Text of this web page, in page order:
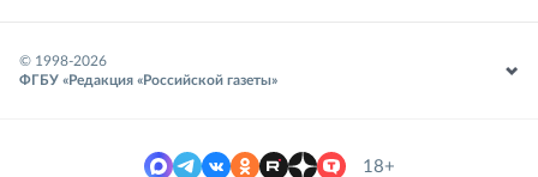
© 1998-2026
ФГБУ «Редакция «Российской газеты»
18+